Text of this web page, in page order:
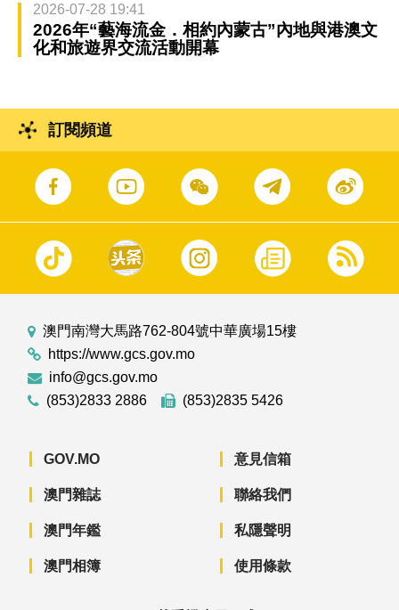
2026-07-28 19:41
2026年“藝海流金．相約內蒙古”內地與港澳文
化和旅遊界交流活動開幕
訂閱頻道
澳門南灣大馬路762-804號中華廣場15樓
https://www.gcs.gov.mo
info@gcs.gov.mo
(853)2833 2886
(853)2835 5426
GOV.MO
澳門雜誌
澳門年鑑
澳門相簿
意見信箱
聯絡我們
私隱聲明
使用條款